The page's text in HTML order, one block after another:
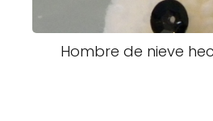
Hombre de nieve